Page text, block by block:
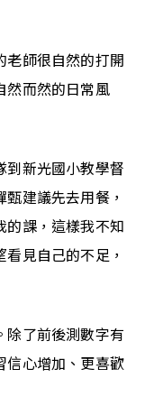
老師很自然的打開
然而然的日常風
到新光國小教學督
建議先去用餐，
的課，這樣我不知
見自己的不足，
除了前後測數字有
信心增加、更喜歡